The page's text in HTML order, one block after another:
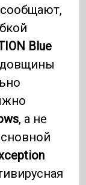
Blue
, а не